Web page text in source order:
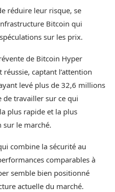
réduire leur risque, se
Bitcoin qui
sur les prix.
de Bitcoin Hyper
réussie, captant l’attention
levé plus de 32,6 millions
de travailler sur ce qui
plus rapide et la plus
sur le marché.
combine la sécurité au
comparables à
semble bien positionné
actuelle du marché.